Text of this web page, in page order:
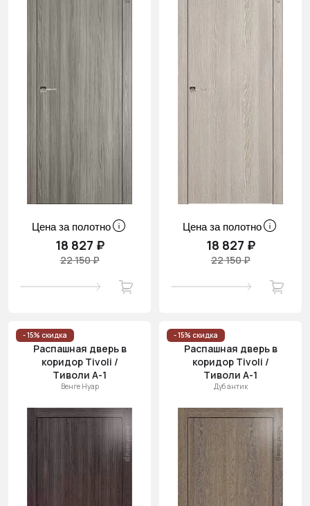
Цена за полотно
18 827 ₽
22 150 ₽
Цена за полотно
18 827 ₽
22 150 ₽
- 15% скидка
Распашная дверь в
коридор Tivoli /
Тиволи А-1
Венге Нуар
- 15% скидка
Распашная дверь в
коридор Tivoli /
Тиволи А-1
Дуб антик